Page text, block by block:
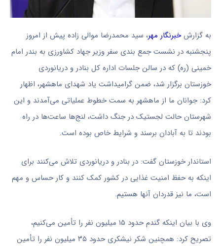
به گزارشخبرنگار مهر، سید محمدرضا موالی زاده پیش از امروز
پنجشنبه در نشست جمع بندی سفر وزیر جهاد کشاورزی به بندر امام
خمینی (ره) که در سالن جلسات اداره کل بنادر و دریانوردی
خوزستان برگزار شد، ضمن گرامیداشت یاد شهدای ماهشهر، اظهار
کرد: جوانان ما از ماهشهر به سمت خطوط عملیاتی می‌آمدند و این
شهرستان حالت لجستیک در جنگ داشت، لنج‌ها ساعت‌ها در راه
بودند تا به آبادان برسند و شرایط خاص بوده است.
استاندار خوزستان گفت: در بنادر و دریانوردی تلاش می‌کنند برای
اینکه به حفظ امنیت غذایی در کشور کمک کنند و کار حساس و مهم
است، ما نیز قدردان آنها هستیم.
وی با بیان اینکه گندم حدود ۱۵ میلیون نفر را تأمین می‌کنیم،
تصریح کرد: همچنین شکر نیشکری حدود ۳۵ میلیون نفر را تأمین